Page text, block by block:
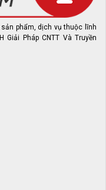
phẩm, dịch vụ thuộc lĩnh
Giải Pháp CNTT Và Truyền